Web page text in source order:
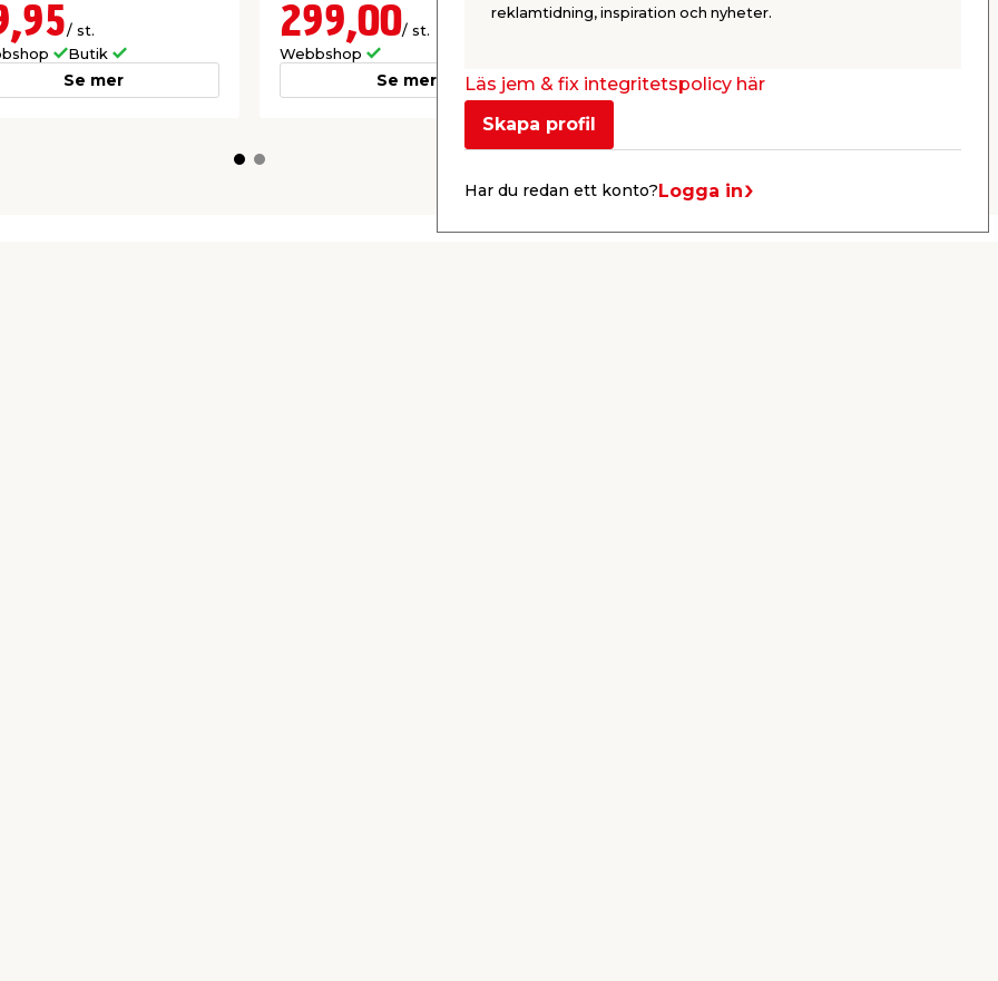
/ st.
Butik
Se mer
299,00/ st.
Webbshop
Se mer
49,95
Se mer
reklamtidning, inspiration och nyheter.
Läs jem & fix integritetspolicy här
Skapa profil
Har du redan ett konto?Logga in